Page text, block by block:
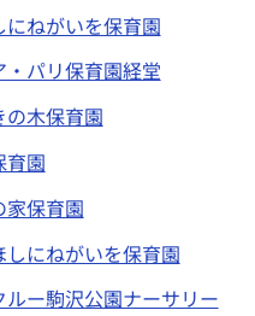
ねがいを保育園
パリ保育園経堂
木保育園
育園
家保育園
にねがいを保育園
ー駒沢公園ナーサリー